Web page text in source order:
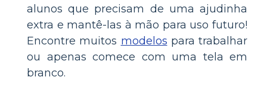
alunos que precisam de uma ajudinha
extra e mantê-las à mão para uso futuro!
Encontre muitos modelos para trabalhar
ou apenas comece com uma tela em
branco.